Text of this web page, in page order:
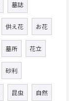
墓誌
供え花 お花
墓所 花立
砂利
昆虫 自然